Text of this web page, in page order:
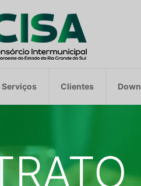
Serviços Clientes